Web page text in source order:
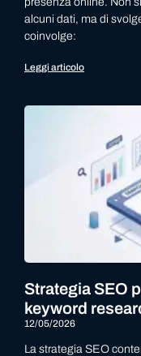
alcuni dati, ma di
coinvolge:
Leggi articolo
Strategia SEO
keyword
12/05/2026
La strategia SEO